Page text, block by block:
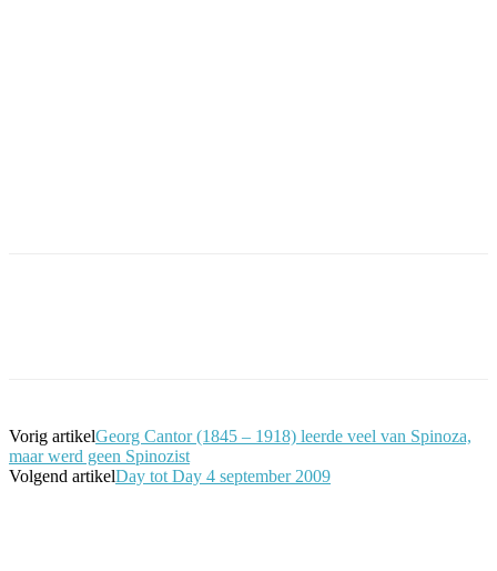
Vorig artikelGeorg Cantor (1845 – 1918) leerde veel van Spinoza,
maar werd geen Spinozist
Volgend artikelDay tot Day 4 september 2009